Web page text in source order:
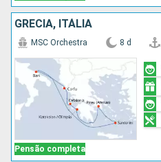
GRÉCIA, ITÁLIA
Pensão completa
MSC Orchestra 8 d